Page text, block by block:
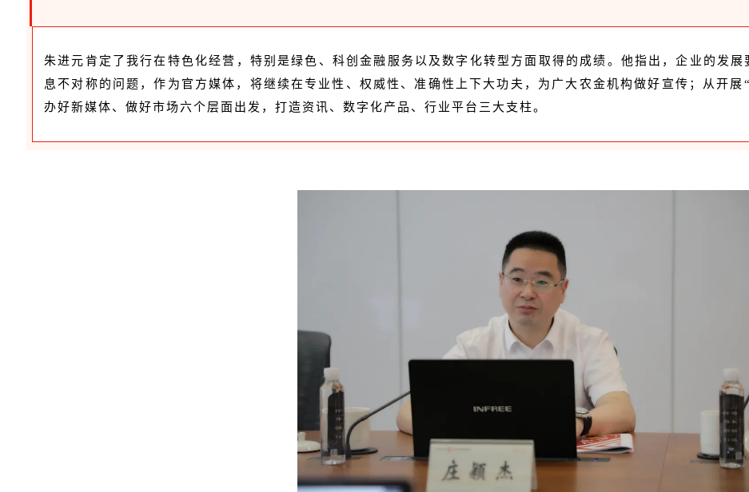
朱进元肯定了我行在特色化经营，特别是绿色、科创金融服务以及数字化转型方面取得的成绩。他指出，企业的发
息不对称的问题，作为官方媒体，将继续在专业性、权威性、准确性上下大功夫，为广大农金机构做好宣传；从开展
办好新媒体、做好市场六个层面出发，打造资讯、数字化产品、行业平台三大支柱。